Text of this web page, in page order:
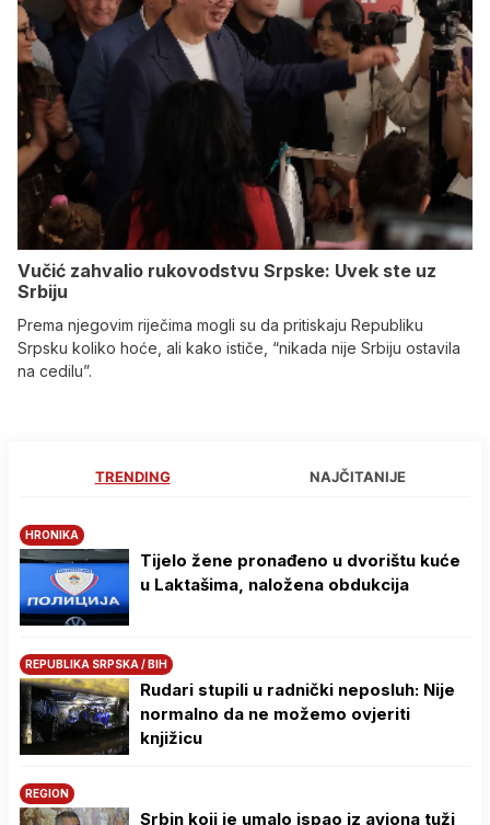
Vučić zahvalio rukovodstvu Srpske: Uvek ste uz
Srbiju
Prema njegovim riječima mogli su da pritiskaju Republiku
Srpsku koliko hoće, ali kako ističe, “nikada nije Srbiju ostavila
na cedilu”.
TRENDING NAJČITANIJE
HRONIKA
Tijelo žene pronađeno u dvorištu kuće
u Laktašima, naložena obdukcija
REPUBLIKA SRPSKA / BIH
Rudari stupili u radnički neposluh: Nije
normalno da ne možemo ovjeriti
knjižicu
REGION
Srbin koji je umalo ispao iz aviona tuži